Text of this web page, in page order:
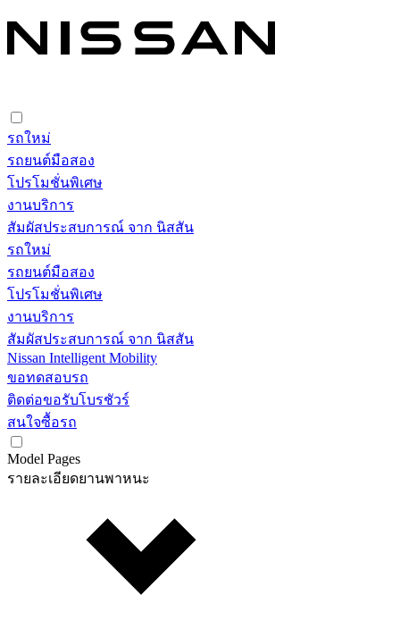
รถใหม่
รถยนต์มือสอง
โปรโมชั่นพิเศษ
งานบริการ
สัมผัสประสบการณ์ จาก นิสสัน
รถใหม่
รถยนต์มือสอง
โปรโมชั่นพิเศษ
งานบริการ
สัมผัสประสบการณ์ จาก นิสสัน
Nissan Intelligent Mobility
ขอทดสอบรถ
ติดต่อขอรับโบรชัวร์
สนใจซื้อรถ
Model Pages
รายละเอียดยานพาหนะ